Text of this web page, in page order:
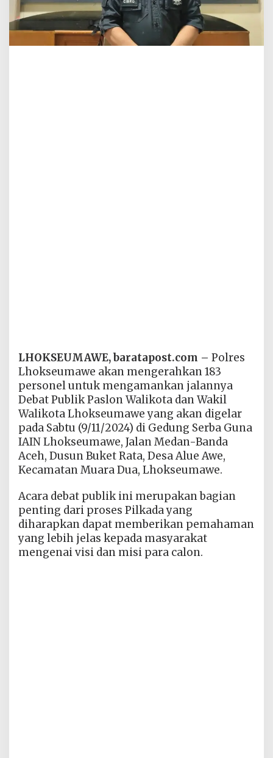
LHOKSEUMAWE, baratapost.com – Polres
Lhokseumawe akan mengerahkan 183
personel untuk mengamankan jalannya
Debat Publik Paslon Walikota dan Wakil
Walikota Lhokseumawe yang akan digelar
pada Sabtu (9/11/2024) di Gedung Serba Guna
IAIN Lhokseumawe, Jalan Medan-Banda
Aceh, Dusun Buket Rata, Desa Alue Awe,
Kecamatan Muara Dua, Lhokseumawe.
Acara debat publik ini merupakan bagian
penting dari proses Pilkada yang
diharapkan dapat memberikan pemahaman
yang lebih jelas kepada masyarakat
mengenai visi dan misi para calon.